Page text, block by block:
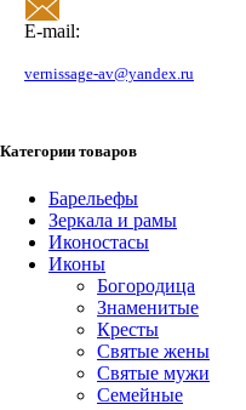
E-mail:
vernissage-av@yandex.ru
Категории товаров
Барельефы
Зеркала и рамы
Иконостасы
Иконы
Богородица
Знаменитые
Кресты
Святые жены
Святые мужи
Семейные